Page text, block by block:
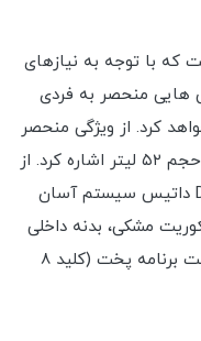
با توجه به نیازهای
هایی منحصر به فردی
کرد. از ویژگی منحصر
به فرد این فر برقی رومیزی می توان به حجم ۵۲ لیتر اشاره کرد. از
دیگر ویژگی های فر برقی رومیزی DT 700 داتیس سیستم آسان
مشکی، بدنه داخلی
لعاب شده با لعاب easy to clean، هفت برنامه پخت (کلید 8